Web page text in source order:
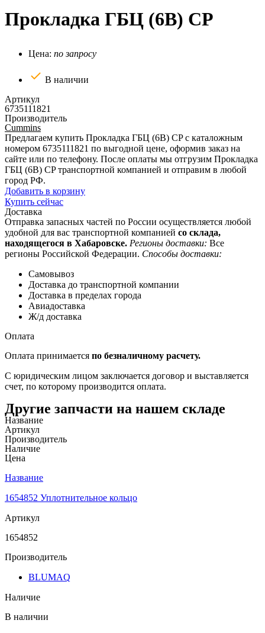
Прокладка ГБЦ (6В) CP
Цена: по запросу
В наличии
Артикул
6735111821
Производитель
Cummins
Предлагаем купить Прокладка ГБЦ (6В) CP с каталожным
номером 6735111821 по выгодной цене, оформив заказ на
сайте или по телефону. После оплаты мы отгрузим Прокладка
ГБЦ (6В) CP транспортной компанией и отправим в любой
город РФ.
Добавить в корзину
Купить сейчас
Доставка
Отправка запасных частей по России осуществляется любой
удобной для вас транспортной компанией со склада,
находящегося в Хабаровске. Регионы доставки: Все
регионы Российской Федерации. Способы доставки:
Самовывоз
Доставка до транспортной компании
Доставка в пределах города
Авиадоставка
Ж/д доставка
Оплата
Оплата принимается по безналичному расчету.
С юридическим лицом заключается договор и выставляется
счет, по которому производится оплата.
Другие запчасти на нашем складе
Название
Артикул
Производитель
Наличие
Цена
Название
1654852 Уплотнительное кольцо
Артикул
1654852
Производитель
BLUMAQ
Наличие
В наличии